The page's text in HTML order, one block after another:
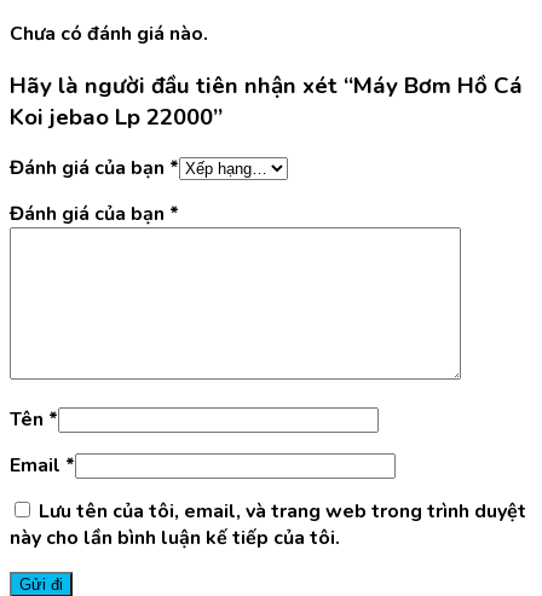
Chưa có đánh giá nào.
Hãy là người đầu tiên nhận xét “Máy Bơm Hồ Cá
Koi jebao Lp 22000”
Đánh giá của bạn *
Đánh giá của bạn *
Tên *
Email *
Lưu tên của tôi, email, và trang web trong trình duyệt
này cho lần bình luận kế tiếp của tôi.